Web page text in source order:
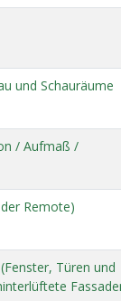
und Schauräume
/ Aufmaß /
Remote)
Türen und